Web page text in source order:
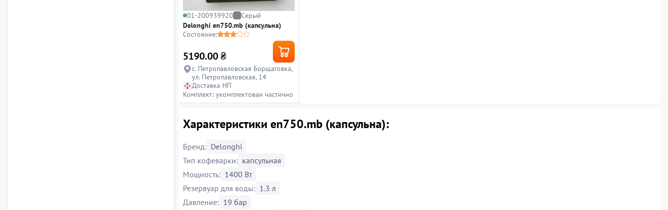
01-200939920
Серый
Delonghi en750.mb (капсульна)
Состояние:
5190.00₴
с. Петропавловская Борщаговка,
ул. Петропавловская, 14
Доставка НП
Комплект: укомплектован частично
Характеристики en750.mb (капсульна):
Бренд: Delonghi
Тип кофеварки: капсульная
Мощность: 1400 Вт
Резервуар для воды: 1.3 л
Давление: 19 бар